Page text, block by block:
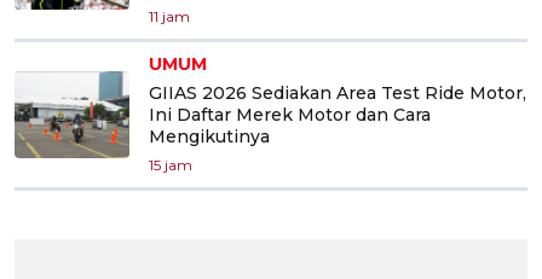
11 jam
UMUM
GIIAS 2026 Sediakan Area Test Ride Motor,
Ini Daftar Merek Motor dan Cara
Mengikutinya
15 jam